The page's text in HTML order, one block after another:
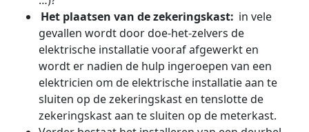
Het plaatsen van de zekeringskast: in vele
gevallen wordt door doe-het-zelvers de
elektrische installatie vooraf afgewerkt en
wordt er nadien de hulp ingeroepen van een
elektricien om de elektrische installatie aan te
sluiten op de zekeringskast en tenslotte de
zekeringskast aan te sluiten op de meterkast.